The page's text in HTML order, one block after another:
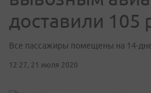
доставили 105
Все пассажиры помещены на 14-
12:27, 21 июля 2020